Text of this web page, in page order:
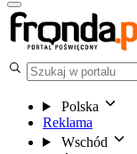
Polska
Reklama
Wschód